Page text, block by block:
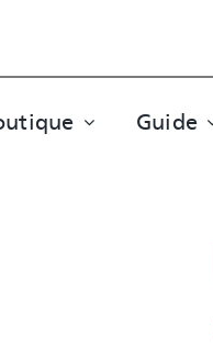
Guide